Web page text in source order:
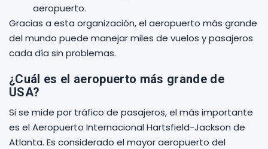
aeropuerto.
Gracias a esta organización, el aeropuerto más grande
del mundo puede manejar miles de vuelos y pasajeros
cada día sin problemas.
¿Cuál es el aeropuerto más grande de
USA?
Si se mide por tráfico de pasajeros, el más importante
es el Aeropuerto Internacional Hartsfield-Jackson de
Atlanta. Es considerado el mayor aeropuerto del